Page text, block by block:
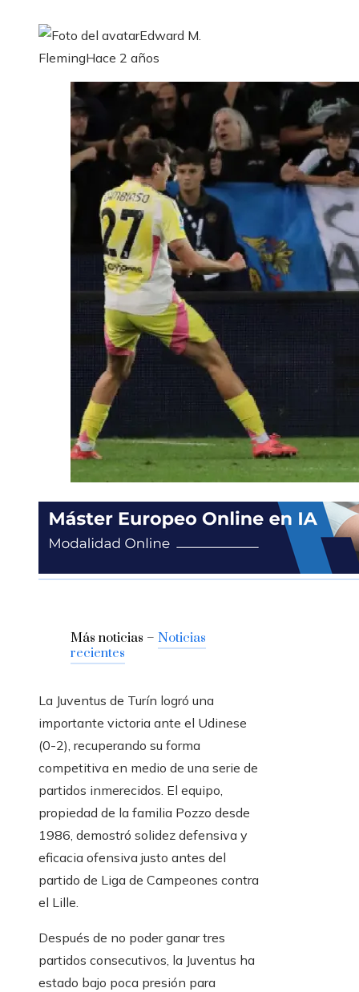
Edward M.
FlemingHace 2 años
Más noticias – Noticias
recientes
La Juventus de Turín logró una
importante victoria ante el Udinese
(0-2), recuperando su forma
competitiva en medio de una serie de
partidos inmerecidos. El equipo,
propiedad de la familia Pozzo desde
1986, demostró solidez defensiva y
eficacia ofensiva justo antes del
partido de Liga de Campeones contra
el Lille.
Después de no poder ganar tres
partidos consecutivos, la Juventus ha
estado bajo poca presión para